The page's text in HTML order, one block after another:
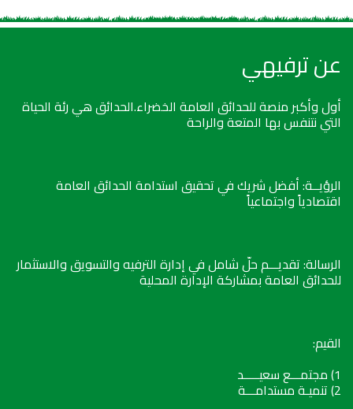
عن ترفيهي
أول وأكبر منصة للحدائق العامة الخضراء.الحدائق هي رئة الحياة
التي نتنفس بها المتعة والراحة
الرؤيــة: أفضل شريك في تحقيق استدامة الحدائق العامة
اقتصادياً واجتماعياً
الرسالة: تقديـــم حلّ شامل في إدارة الترفيه والتسويق والاستثمار
للحدائق العامة بمشاركة الإدارة المحلية
القيم:
1) مجتمـــع سعيـــــد
2) تنميـة مستدامـــة